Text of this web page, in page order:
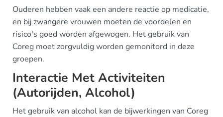
Ouderen hebben vaak een andere reactie op medicatie,
en bij zwangere vrouwen moeten de voordelen en
risico's goed worden afgewogen. Het gebruik van
Coreg moet zorgvuldig worden gemonitord in deze
groepen.
Interactie Met Activiteiten
(Autorijden, Alcohol)
Het gebruik van alcohol kan de bijwerkingen van Coreg